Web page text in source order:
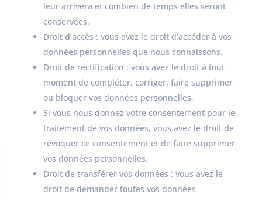
leur arrivera et combien de temps elles seront
conservées.
Droit d’accès : vous avez le droit d’accéder à vos
données personnelles que nous connaissons.
Droit de rectification : vous avez le droit à tout
moment de compléter, corriger, faire supprimer
ou bloquer vos données personnelles.
Si vous nous donnez votre consentement pour le
traitement de vos données, vous avez le droit de
révoquer ce consentement et de faire supprimer
vos données personnelles.
Droit de transférer vos données : vous avez le
droit de demander toutes vos données